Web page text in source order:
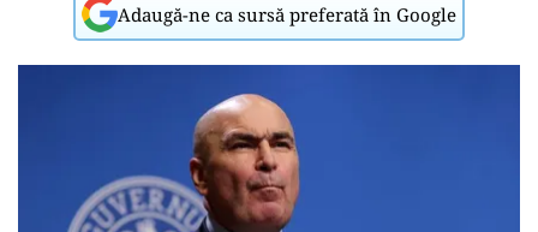
Adaugă-ne ca sursă preferată în Google